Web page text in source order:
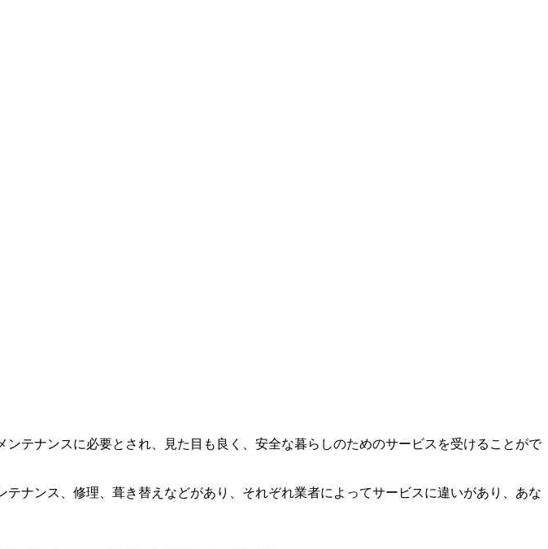
テナンスに必要とされ、見た目も良く、安全な暮らしのためのサービスを受けることがで
ナンス、修理、葺き替えなどがあり、それぞれ業者によってサービスに違いがあり、あな